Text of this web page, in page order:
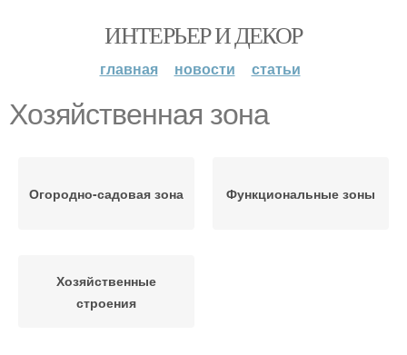
ИНТЕРЬЕР И ДЕКОР
главная новости статьи
Хозяйственная зона
Огородно-садовая зона Функциональные зоны
Хозяйственные
строения